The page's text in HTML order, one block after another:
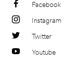
Facebook
Instagram
Twitter
Youtube